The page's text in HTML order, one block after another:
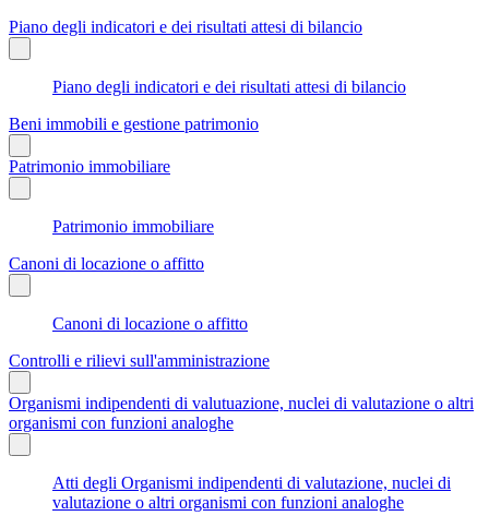
Piano degli indicatori e dei risultati attesi di bilancio
Piano degli indicatori e dei risultati attesi di bilancio
Beni immobili e gestione patrimonio
Patrimonio immobiliare
Patrimonio immobiliare
Canoni di locazione o affitto
Canoni di locazione o affitto
Controlli e rilievi sull'amministrazione
Organismi indipendenti di valutuazione, nuclei di valutazione o altri
organismi con funzioni analoghe
Atti degli Organismi indipendenti di valutazione, nuclei di
valutazione o altri organismi con funzioni analoghe